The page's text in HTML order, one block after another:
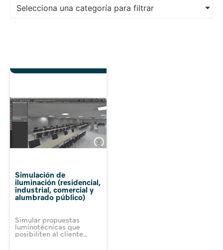
Selecciona una categoría para filtrar
Simulación de
iluminación (residencial,
industrial, comercial y
alumbrado público)
Simular propuestas
luminotécnicas que
posibiliten al cliente